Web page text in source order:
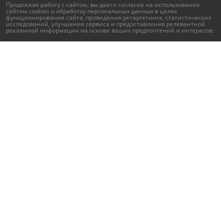
Продолжая работу с сайтом, вы даете согласие на использование
сайтом cookies и обработку персональных данных в целях
функционирования сайта, проведения ретаргетинга, статистических
исследований, улучшения сервиса и предоставления релевантной
рекламной информации на основе ваших предпочтений и интересов.